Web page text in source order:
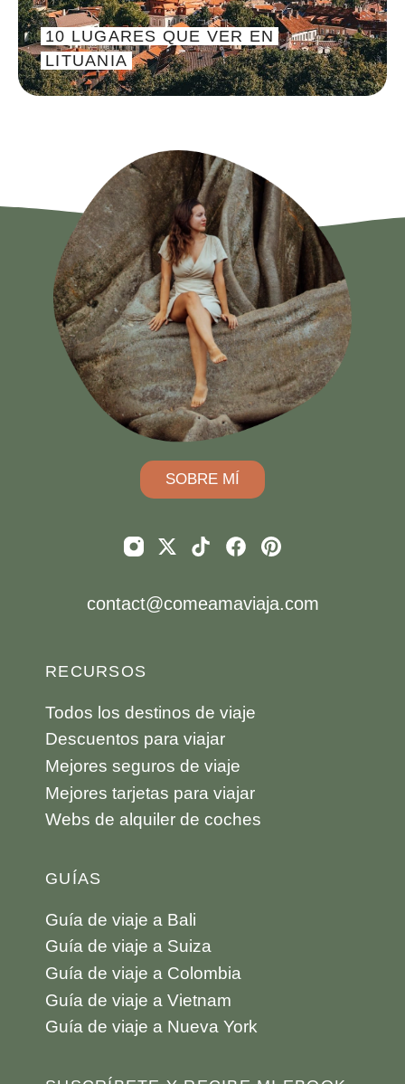
10 LUGARES QUE VER EN
LITUANIA
RECURSOS
Todos los destinos de viaje
Descuentos para viajar
Mejores seguros de viaje
Mejores tarjetas para viajar
Webs de alquiler de coches
GUÍAS
Guía de viaje a Bali
Guía de viaje a Suiza
Guía de viaje a Colombia
Guía de viaje a Vietnam
Guía de viaje a Nueva York
SOBRE MÍ
contact@comeamaviaja.com